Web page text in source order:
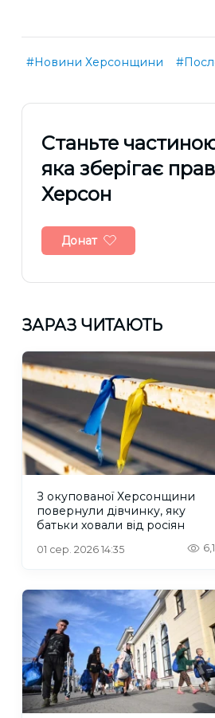
#Новини Херсонщини
Cтаньте
яка зберігає
Херсон
Донат
ЗАРАЗ ЧИТАЮТЬ
З окупованої Херсонщини
повернули дівчинку, яку
батьки ховали від росіян
01 сер. 2026 14:35